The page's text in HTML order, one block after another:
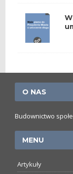
O NAS
Budownictwo
MENU
Artykuły